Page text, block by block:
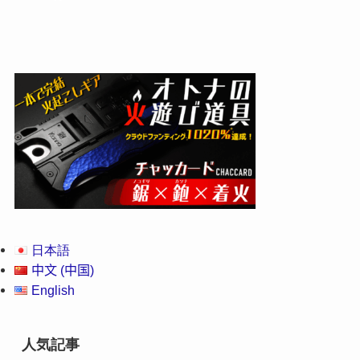
日本語
中文 (中国)
English
人気記事